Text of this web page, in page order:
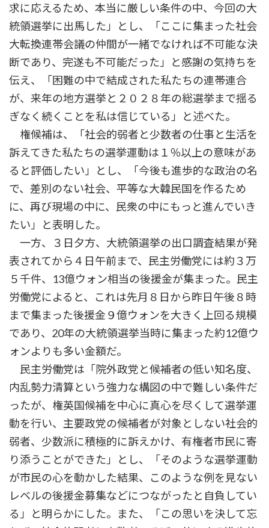
求に応えるため、本当に厳しい条件の中、今回の大
統領選挙に出馬した」とし、「ここに集まった社会
大転換連帯会議の仲間が一緒でなければ不可能な決
断であり、完遂も不可能だった」と感謝の気持ちを
伝え、「困難の中で結成された私たちの連帯連合
が、来年の地方選挙と２０２８年の総選挙まで揺る
ぎなく続くことを私は信じている」と述べた。
権候補は、「社会的弱者と少数者の仕事と生活を
訴えてきた私たちの選挙運動は１％以上の意味があ
ると評価したい」とし、「今後も進歩的な政治の名
で、差別のない社会、平等な大韓民国を作るため
に、再び現場の中に、民衆の中にもっと進んでいき
たい」と表明した。
一方、３日夕方、大統領選挙の出口調査結果が発
表されてから４日午前まで、民主労働党には約３万
５千件、13億ウォン相当の後援金が集まった。民主
労働党によると、これは先月８日から昨日午後８時
まで集まった後援金９億ウォンを大きく上回る規模
であり、20年の大統領選挙当時に集まった約12億ウ
ォンよりも多い金額だ。
民主労働党は「院外政党と候補者の低い知名度、
内乱勢力清算という強力な構図の中で難しい条件だ
ったが、権英国候補を中心に真心を尽くして選挙運
動を行い、主要政党の候補者が対象としない社会的
弱者、少数派に積極的に訴えかけ、有権者市民に寄
り添うことができた」とし、「そのような選挙運動
が市民の心を動かした結果、このような例を見ない
レベルの後援金募集などにつながったと自負してい
る」と明らかにした。また、「この思いを決して忘